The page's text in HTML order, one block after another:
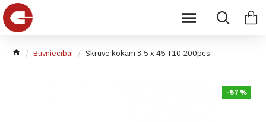
Būvniecībai Skrūve kokam 3,5 x 45 T10 200pcs
-57 %